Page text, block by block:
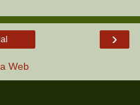
›
Web